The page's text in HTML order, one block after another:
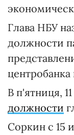
Глава НБУ
должности
центробанка
В п'ятниця,
должности
Соркин с 15